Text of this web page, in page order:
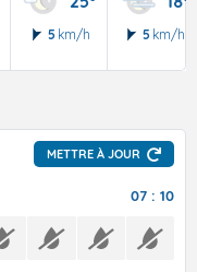
5 km/h 5 km/h
METTRE À JOUR
07 : 10